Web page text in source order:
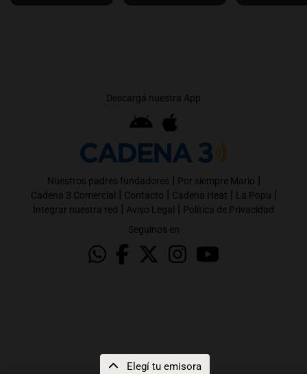
Elegí tu emisora
Descargá nuestra App
Nuestros padres fundadores | Por siempre Mario |
Cadena 3 Comercial | Contacto | Cadena Heat | La Popu |
Integrar nuestra red | Aviso Legal | Política de Privacidad
Seguinos en